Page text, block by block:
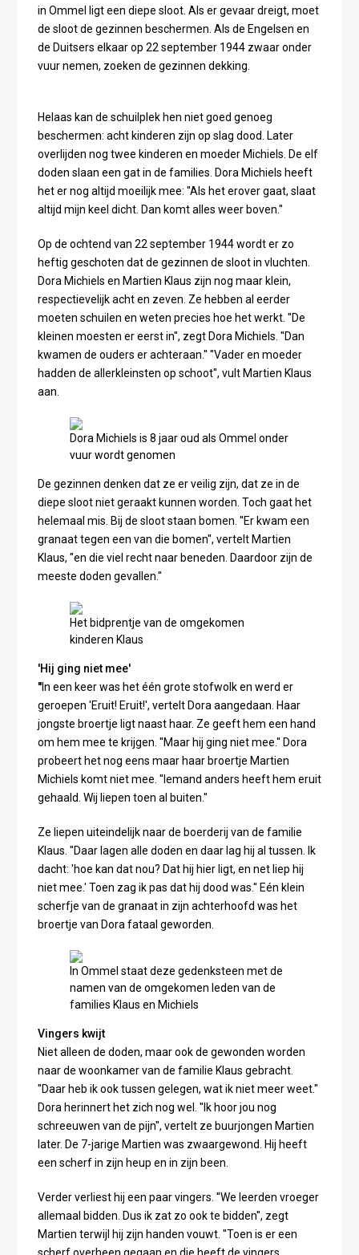
in Ommel ligt een diepe sloot. Als er gevaar dreigt, moet
de sloot de gezinnen beschermen. Als de Engelsen en
de Duitsers elkaar op 22 september 1944 zwaar onder
vuur nemen, zoeken de gezinnen dekking.
Helaas kan de schuilplek hen niet goed genoeg
beschermen: acht kinderen zijn op slag dood. Later
overlijden nog twee kinderen en moeder Michiels. De elf
doden slaan een gat in de families. Dora Michiels heeft
het er nog altijd moeilijk mee: ''Als het erover gaat, slaat
altijd mijn keel dicht. Dan komt alles weer boven.''
Op de ochtend van 22 september 1944 wordt er zo
heftig geschoten dat de gezinnen de sloot in vluchten.
Dora Michiels en Martien Klaus zijn nog maar klein,
respectievelijk acht en zeven. Ze hebben al eerder
moeten schuilen en weten precies hoe het werkt. ''De
kleinen moesten er eerst in'', zegt Dora Michiels. ''Dan
kwamen de ouders er achteraan.'' ''Vader en moeder
hadden de allerkleinsten op schoot'', vult Martien Klaus
aan.
Dora Michiels is 8 jaar oud als Ommel onder
vuur wordt genomen
De gezinnen denken dat ze er veilig zijn, dat ze in de
diepe sloot niet geraakt kunnen worden. Toch gaat het
helemaal mis. Bij de sloot staan bomen. ''Er kwam een
granaat tegen een van die bomen'', vertelt Martien
Klaus, ''en die viel recht naar beneden. Daardoor zijn de
meeste doden gevallen.''
Het bidprentje van de omgekomen
kinderen Klaus
'Hij ging niet mee'
''In een keer was het één grote stofwolk en werd er
geroepen 'Eruit! Eruit!', vertelt Dora aangedaan. Haar
jongste broertje ligt naast haar. Ze geeft hem een hand
om hem mee te krijgen. ''Maar hij ging niet mee.'' Dora
probeert het nog eens maar haar broertje Martien
Michiels komt niet mee. ''Iemand anders heeft hem eruit
gehaald. Wij liepen toen al buiten.''
Ze liepen uiteindelijk naar de boerderij van de familie
Klaus. ''Daar lagen alle doden en daar lag hij al tussen. Ik
dacht: 'hoe kan dat nou? Dat hij hier ligt, en net liep hij
niet mee.' Toen zag ik pas dat hij dood was.'' Eén klein
scherfje van de granaat in zijn achterhoofd was het
broertje van Dora fataal geworden.
In Ommel staat deze gedenksteen met de
namen van de omgekomen leden van de
families Klaus en Michiels
Vingers kwijt
Niet alleen de doden, maar ook de gewonden worden
naar de woonkamer van de familie Klaus gebracht.
''Daar heb ik ook tussen gelegen, wat ik niet meer weet.''
Dora herinnert het zich nog wel. ''Ik hoor jou nog
schreeuwen van de pijn'', vertelt ze buurjongen Martien
later. De 7-jarige Martien was zwaargewond. Hij heeft
een scherf in zijn heup en in zijn been.
Verder verliest hij een paar vingers. ''We leerden vroeger
allemaal bidden. Dus ik zat zo ook te bidden'', zegt
Martien terwijl hij zijn handen vouwt. ''Toen is er een
scherf overheen gegaan en die heeft de vingers